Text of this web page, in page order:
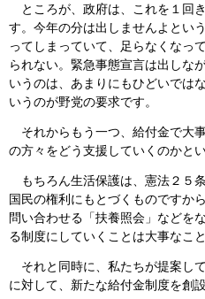
ところが、政府は、これを１回
す。今年の分は出しませんよとい
ってしまっていて、足らなくなっ
られない。緊急事態宣言は出しな
いうのは、あまりにもひどいでは
いうのが野党の要求です。
それからもう一つ、給付金で大
の方々をどう支援していくのかと
もちろん生活保護は、憲法２５
国民の権利にもとづくものですか
問い合わせる「扶養照会」などを
る制度にしていくことは大事なこと
それと同時に、私たちが提案し
に対して、新たな給付金制度を創